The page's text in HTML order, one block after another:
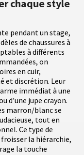
chaque style
pendant un stage,
de chaussures à
à différents
on
en cuir,
et discrétion. Leur
immédiat à une
d’une jupe crayon.
marron/blanc se
tout en
Ce type de
la hiérarchie,
la touche